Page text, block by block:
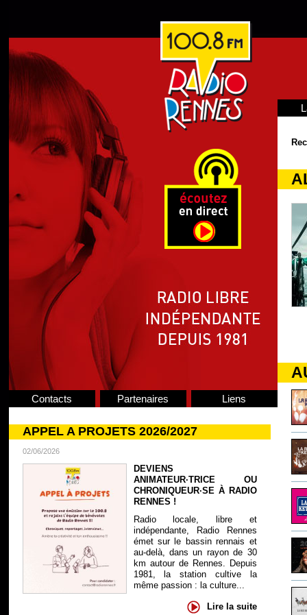
Contacts Partenaires Liens
APPEL A PROJETS 2026/2027
02/06/2026
DEVIENS
ANIMATEUR·TRICE OU
CHRONIQUEUR·SE À RADIO
RENNES !
Radio locale, libre et
indépendante, Radio Rennes
émet sur le bassin rennais et
au-delà, dans un rayon de 30
km autour de Rennes. Depuis
1981, la station cultive la
même passion : la culture...
Lire la suite